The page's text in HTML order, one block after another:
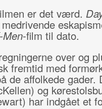
er det værd.
Men-film til dato.
over og
fremtid med
de affolkede gader.
og
har indgået et